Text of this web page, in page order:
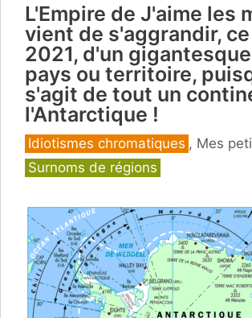
L'Empire de J'aime les
vient de s'aggrandir,
2021, d'un
pays ou territoire,
s'agit de tout un
l'Antarctique !
Catégories
Idiotismes chromatiques , Mes
Surnoms de régions